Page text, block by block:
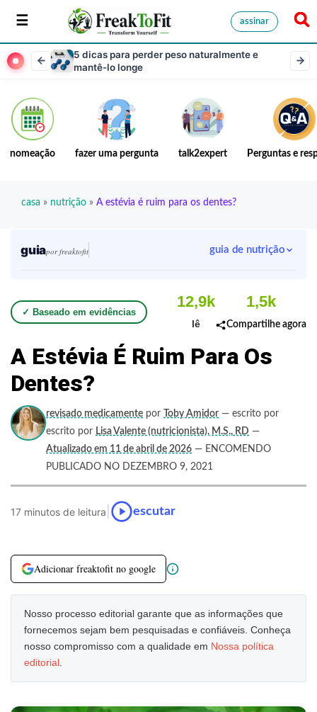
assinar
5 dicas para perder peso naturalmente e
mantê-lo longe
nomeação fazer uma pergunta talk2expert Perguntas e
casa » nutrição » A estévia é ruim para os dentes?
guiapor freaktofit guia de nutrição
✓ Baseado em evidências
12,9k
lê
1,5k
Compartilhe agora
A Estévia É Ruim Para Os
Dentes?
revisado medicamente por Toby Amidor — escrito por
escrito por Lisa Valente (nutricionista), M.S., RD —
Atualizado em 11 de abril de 2026 — ENCOMENDO
PUBLICADO NO DEZEMBRO 9, 2021
17 minutos de leitura escutar
Adicionar freaktofit no google
Nosso processo editorial garante que as informações que
fornecemos sejam bem pesquisadas e confiáveis. Conheça
nosso compromisso com a qualidade em Nossa política
editorial